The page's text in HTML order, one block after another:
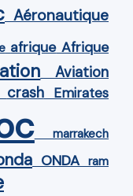
Aéronautique
afrique Afrique
Aviation
crash Emirates
marrakech
ONDA ram